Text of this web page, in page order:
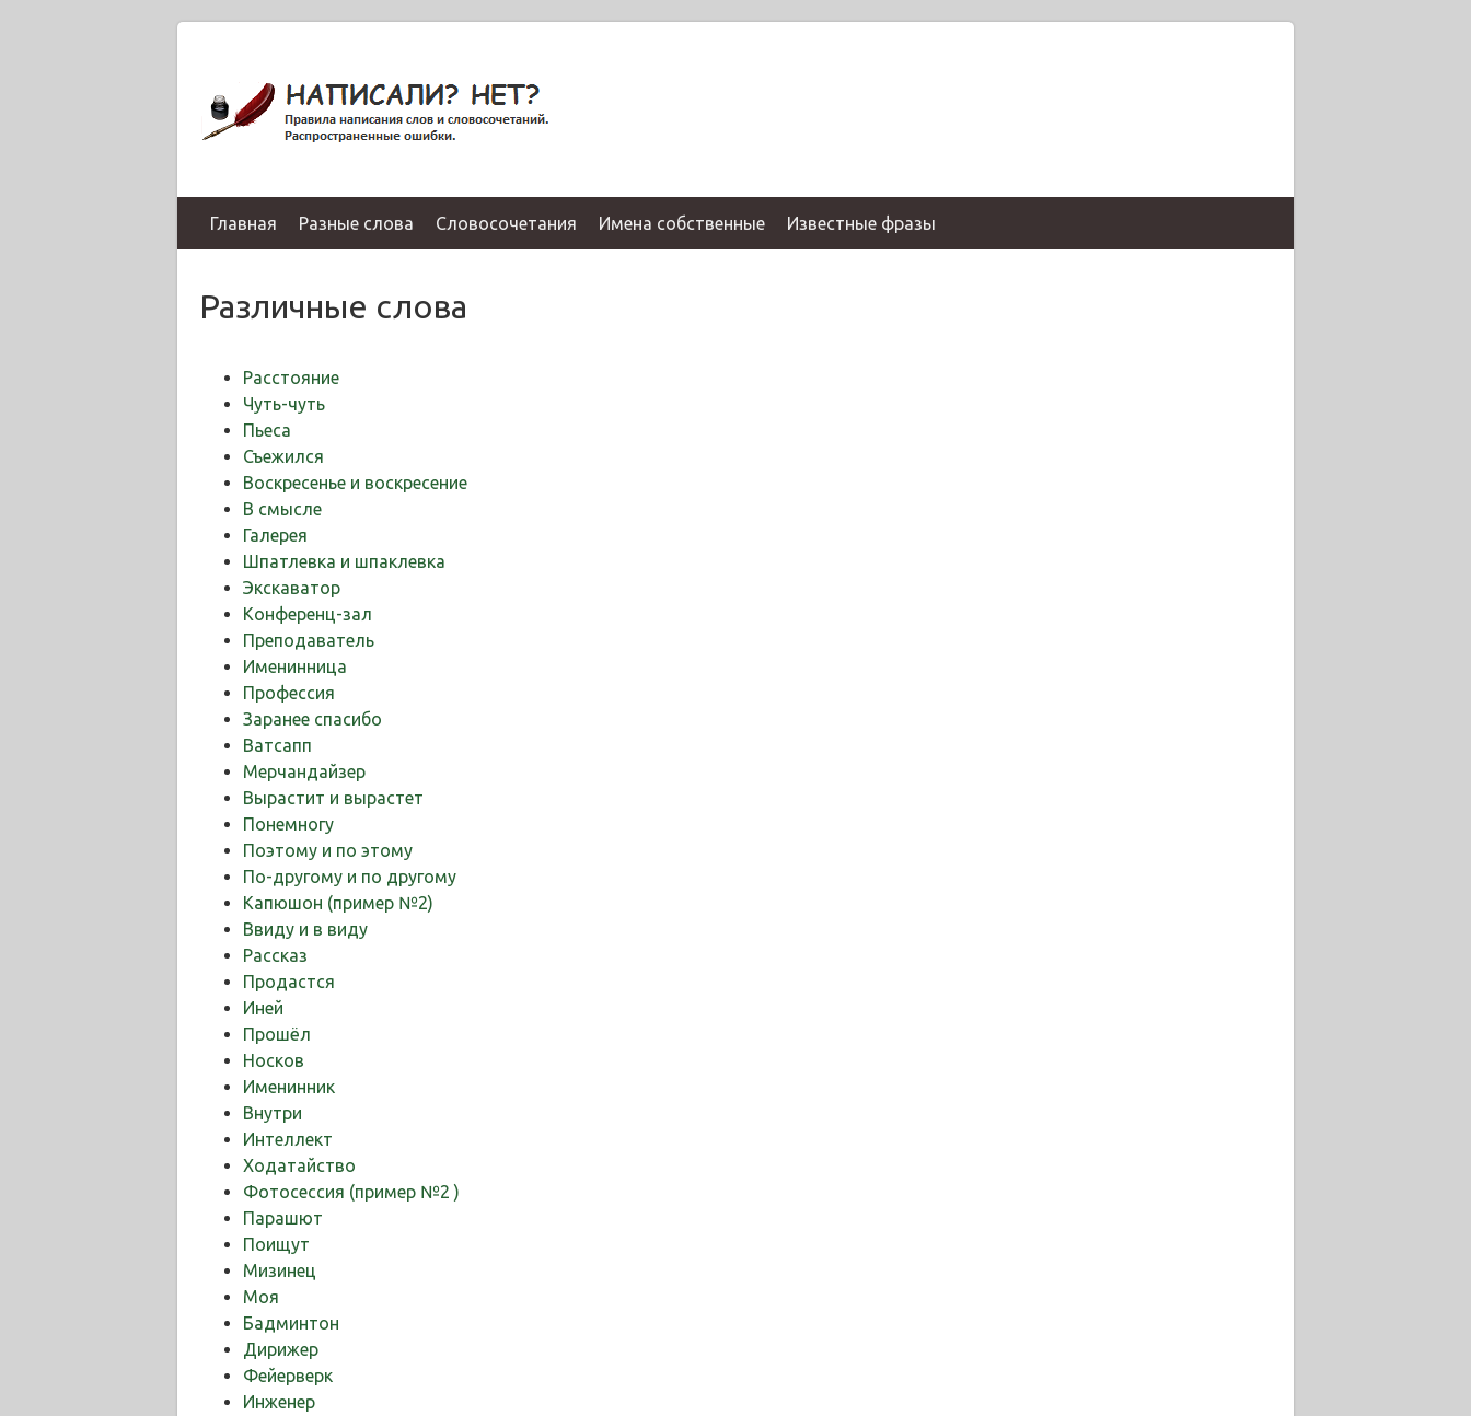
Главная Разные слова Словосочетания Имена собственные Известные фразы
Различные слова
Расстояние
Чуть-чуть
Пьеса
Съежился
Воскресенье и воскресение
В смысле
Галерея
Шпатлевка и шпаклевка
Экскаватор
Конференц-зал
Преподаватель
Именинница
Профессия
Заранее спасибо
Ватсапп
Мерчандайзер
Вырастит и вырастет
Понемногу
Поэтому и по этому
По-другому и по другому
Капюшон (пример №2)
Ввиду и в виду
Рассказ
Продастся
Иней
Прошёл
Носков
Именинник
Внутри
Интеллект
Ходатайство
Фотосессия (пример №2 )
Парашют
Поищут
Мизинец
Моя
Бадминтон
Дирижер
Фейерверк
Инженер